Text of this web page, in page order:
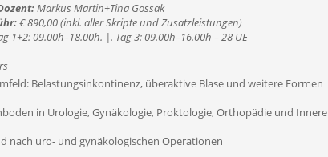
Markus Martin+Tina Gossak
€ 890,00 (inkl. aller Skripte und Zusatzleistungen)
1+2: 09.00h–18.00h. |. Tag 3: 09.00h–16.00h – 28 UE
Belastungsinkontinenz, überaktive Blase und weitere Formen
in Urologie, Gynäkologie, Proktologie, Orthopädie und Innere
nach uro- und gynäkologischen Operationen